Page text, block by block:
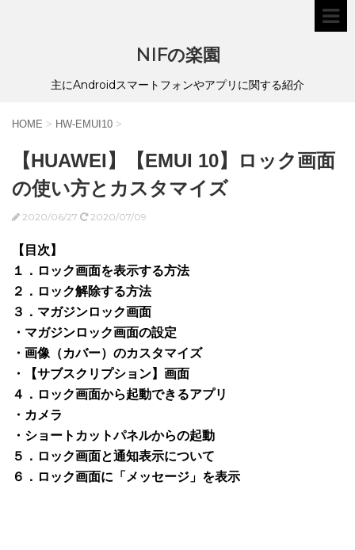
NIFの楽園
主にAndroidスマートフォンやアプリに関する紹介
HOME > HW-EMUI10 >
【HUAWEI】【EMUI 10】ロック画面
の使い方とカスタマイズ
2020/06/27 2020/07/09
【目次】
１．ロック画面を表示する方法
２．ロック解除する方法
３．マガジンロック画面
・マガジンロック画面の設定
・画像（カバー）のカスタマイズ
・【サブスクリプション】画面
４．ロック画面から起動できるアプリ
・カメラ
・ショートカットパネルからの起動
５．ロック画面と通知表示について
６．ロック画面に「メッセージ」を表示